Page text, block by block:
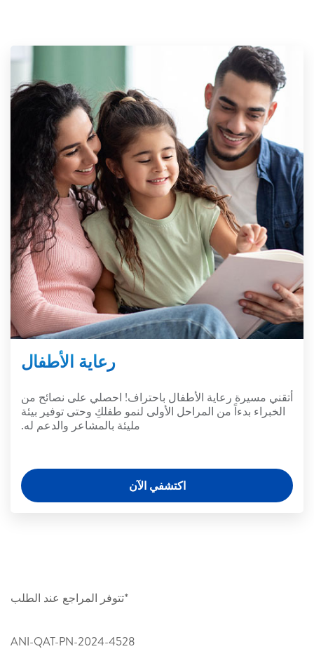
رعاية الأطفال
أتقني مسيرة رعاية الأطفال باحتراف! احصلي على نصائح من
الخبراء بدءاً من المراحل الأولى لنمو طفلكِ وحتى توفير بيئة
مليئة بالمشاعر والدعم له.
اكتشفي الآن
*تتوفر المراجع عند الطلب
ANI-QAT-PN-2024-4528